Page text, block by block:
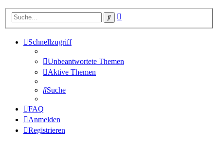
Suche
Schnellzugriff
Unbeantwortete Themen
Aktive Themen
Suche
FAQ
Anmelden
Registrieren